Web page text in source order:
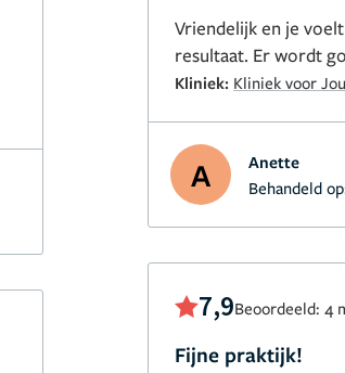
Vriendelijk en je
resultaat. Er wordt
Kliniek: Kliniek voor Jou
A
Anette
Behandeld
7,9Beoordeeld: 4
Fijne praktijk!